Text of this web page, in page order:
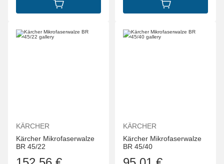
IN DEN WARENKORB IN DEN
KÄRCHER
Kärcher Mikrofaserwalze
BR 45/22
KÄRCHER
Kärcher Mikrofaserwalze
BR 45/40